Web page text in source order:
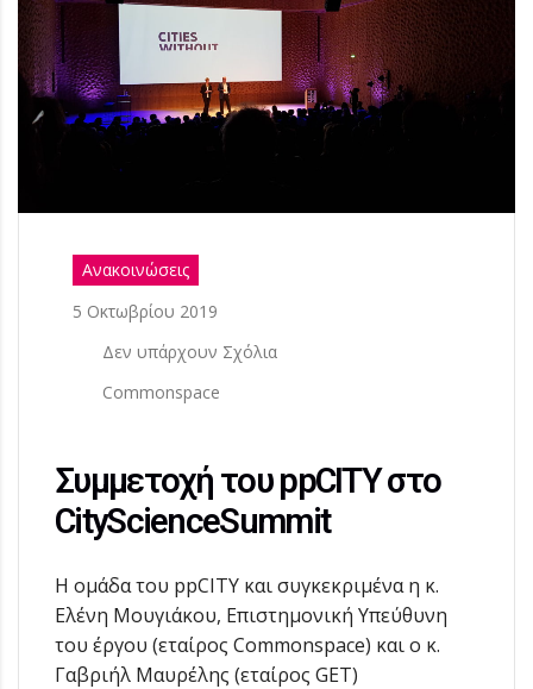
Ανακοινώσεις
5 Οκτωβρίου 2019
Δεν υπάρχουν Σχόλια
Commonspace
Συμμετοχή του ppCITY στο
CityScienceSummit
Η ομάδα του ppCITY και συγκεκριμένα η κ.
Ελένη Μουγιάκου, Επιστημονική Υπεύθυνη
του έργου (εταίρος Commonspace) και ο κ.
Γαβριήλ Μαυρέλης (εταίρος GET)